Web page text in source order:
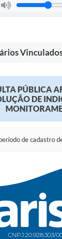
PÚBLICA
DE
de cadastro
CNPJ:20.928.303/